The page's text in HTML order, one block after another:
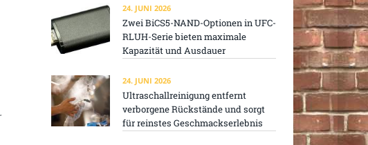
24. JUNI 2026
Zwei BiCS5-NAND-Optionen in UFC-
RLUH-Serie bieten maximale
Kapazität und Ausdauer
24. JUNI 2026
Ultraschallreinigung entfernt
verborgene Rückstände und sorgt
für reinstes Geschmackserlebnis